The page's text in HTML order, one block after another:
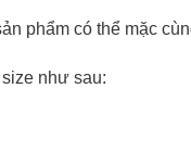
phẩm có thể mặc
như sau: